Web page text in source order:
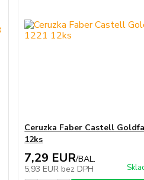
Ceruzka Faber Castell
12ks
7,29 EUR/BAL.
5,93 EUR bez DPH